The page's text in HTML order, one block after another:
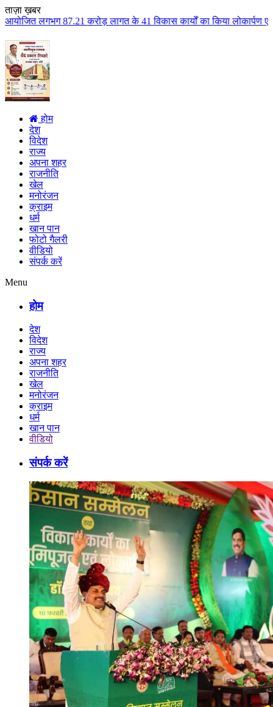
ताज़ा ख़बर
के 41 विकास कार्यों का किया लोकार्पण एवं भूमिपूजन कुलैथ
होम
देश
विदेश
राज्य
अपना शहर
राजनीति
खेल
मनोरंजन
क्राइम
धर्म
खान पान
फोटो गैलरी
वीडियो
संपर्क करें
Menu
होम
देश
विदेश
राज्य
अपना शहर
राजनीति
खेल
मनोरंजन
क्राइम
धर्म
खान पान
वीडियो
संपर्क करें